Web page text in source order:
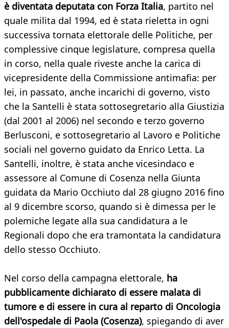
è diventata deputata con Forza Italia, partito nel
quale milita dal 1994, ed è stata rieletta in ogni
successiva tornata elettorale delle Politiche, per
complessive cinque legislature, compresa quella
in corso, nella quale riveste anche la carica di
vicepresidente della Commissione antimafia: per
lei, in passato, anche incarichi di governo, visto
che la Santelli è stata sottosegretario alla Giustizia
(dal 2001 al 2006) nel secondo e terzo governo
Berlusconi, e sottosegretario al Lavoro e Politiche
sociali nel governo guidato da Enrico Letta. La
Santelli, inoltre, è stata anche vicesindaco e
assessore al Comune di Cosenza nella Giunta
guidata da Mario Occhiuto dal 28 giugno 2016 fino
al 9 dicembre scorso, quando si è dimessa per le
polemiche legate alla sua candidatura a le
Regionali dopo che era tramontata la candidatura
dello stesso Occhiuto.
Nel corso della campagna elettorale, ha
pubblicamente dichiarato di essere malata di
tumore e di essere in cura al reparto di Oncologia
dell'ospedale di Paola (Cosenza), spiegando di aver